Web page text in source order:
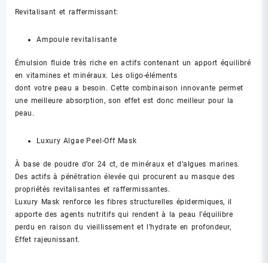
Revitalisant et raffermissant:
Ampoule revitalisante
Émulsion fluide très riche en actifs contenant un apport équilibré
en vitamines et minéraux. Les oligo-éléments
dont votre peau a besoin. Cette combinaison innovante permet
une meilleure absorption, son effet est donc meilleur pour la
peau.
Luxury Algae Peel-Off Mask
À base de poudre d’or 24 ct, de minéraux et d’algues marines.
Des actifs à pénétration élevée qui procurent au masque des
propriétés revitalisantes et raffermissantes.
Luxury Mask renforce les fibres structurelles épidermiques, il
apporte des agents nutritifs qui rendent à la peau l’équilibre
perdu en raison du vieillissement et l’hydrate en profondeur,
Effet rajeunissant.